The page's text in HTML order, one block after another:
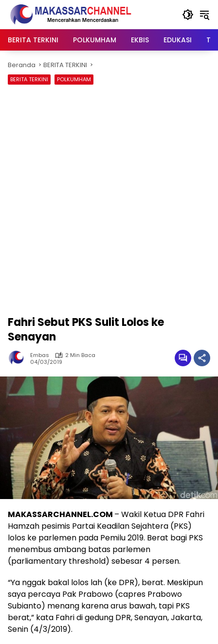
Langsung
konten
BERITA TERKINI
POLKUMHAM EKBIS EDUKASI
Beranda BERITA TERKINI
BERITA TERKINI POLKUMHAM
Fahri Sebut PKS Sulit Lolos ke
Senayan
Embas
2 Min Baca
04/03/2019
MAKASSARCHANNEL.COM – Wakil Ketua DPR Fahri
Hamzah pesimis Partai Keadilan Sejahtera (PKS)
lolos ke parlemen pada Pemilu 2019. Berat bagi PKS
menembus ambang batas parlemen
(parliamentary threshold) sebesar 4 persen.
“Ya nggak bakal lolos lah (ke DPR), berat. Meskipun
saya percaya Pak Prabowo (capres Prabowo
Subianto) menang karena arus bawah, tapi PKS
berat,” kata Fahri di gedung DPR, Senayan, Jakarta,
Senin (4/3/2019).